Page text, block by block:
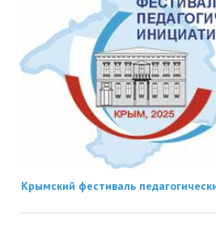
Крымский фестиваль